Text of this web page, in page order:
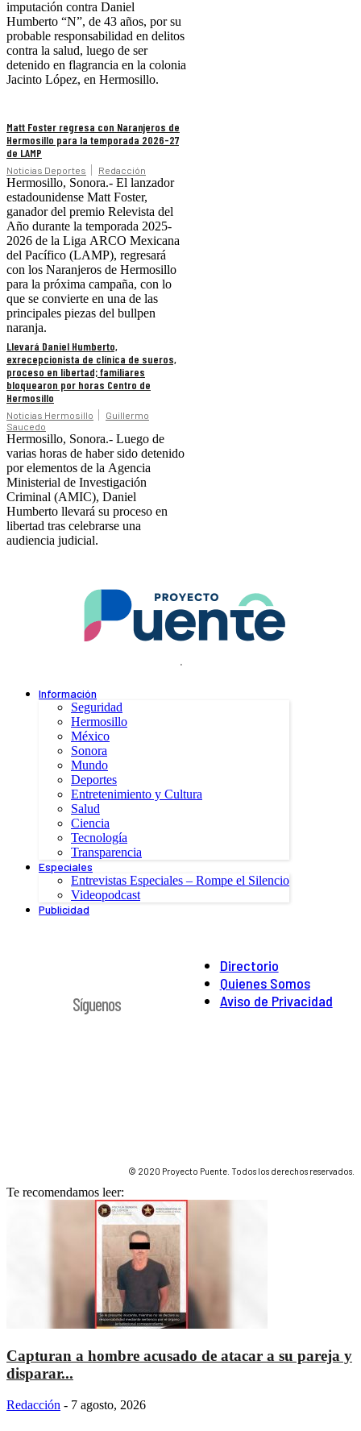
imputación contra Daniel
Humberto “N”, de 43 años, por su
probable responsabilidad en delitos
contra la salud, luego de ser
detenido en flagrancia en la colonia
Jacinto López, en Hermosillo.
Matt Foster regresa con Naranjeros de
Hermosillo para la temporada 2026-27
de LAMP
Noticias Deportes Redacción
Hermosillo, Sonora.- El lanzador
estadounidense Matt Foster,
ganador del premio Relevista del
Año durante la temporada 2025-
2026 de la Liga ARCO Mexicana
del Pacífico (LAMP), regresará
con los Naranjeros de Hermosillo
para la próxima campaña, con lo
que se convierte en una de las
principales piezas del bullpen
naranja.
Llevará Daniel Humberto,
exrecepcionista de clínica de sueros,
proceso en libertad; familiares
bloquearon por horas Centro de
Hermosillo
Noticias Hermosillo
Guillermo
Saucedo
Hermosillo, Sonora.- Luego de
varias horas de haber sido detenido
por elementos de la Agencia
Ministerial de Investigación
Criminal (AMIC), Daniel
Humberto llevará su proceso en
libertad tras celebrarse una
audiencia judicial.
.
Información
Seguridad
Hermosillo
México
Sonora
Mundo
Deportes
Entretenimiento y Cultura
Salud
Ciencia
Tecnología
Transparencia
Especiales
Entrevistas Especiales – Rompe el Silencio
Videopodcast
Publicidad
Directorio
Quienes Somos
Aviso de Privacidad
Síguenos
© 2020 Proyecto Puente. Todos los derechos reservados.
Te recomendamos leer:
Capturan a hombre acusado de atacar a su pareja y
disparar...
Redacción - 7 agosto, 2026